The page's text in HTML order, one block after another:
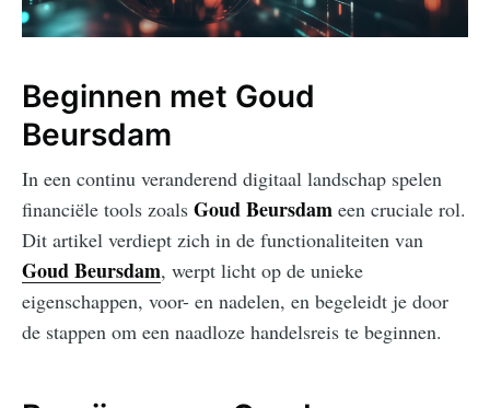
Beginnen met Goud
Beursdam
In een continu veranderend digitaal landschap spelen
financiële tools zoals Goud Beursdam een cruciale rol.
Dit artikel verdiept zich in de functionaliteiten van
Goud Beursdam, werpt licht op de unieke
eigenschappen, voor- en nadelen, en begeleidt je door
de stappen om een naadloze handelsreis te beginnen.